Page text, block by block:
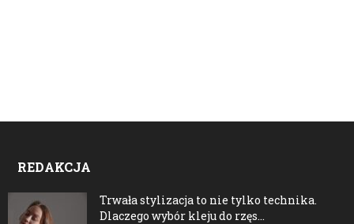
REDAKCJA
Trwała stylizacja to nie tylko technika.
Dlaczego wybór kleju do rzęs...